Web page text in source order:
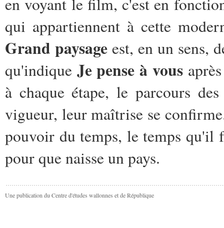
qui appartiennent à cette
Grand paysage est, en un sens,
qu'indique Je pense à vous
à chaque étape, le parcours
vigueur, leur maîtrise se
pouvoir du temps, le temps qu'il
pour que naisse un pays.
Une publication du Centre d'études wallonnes et de République